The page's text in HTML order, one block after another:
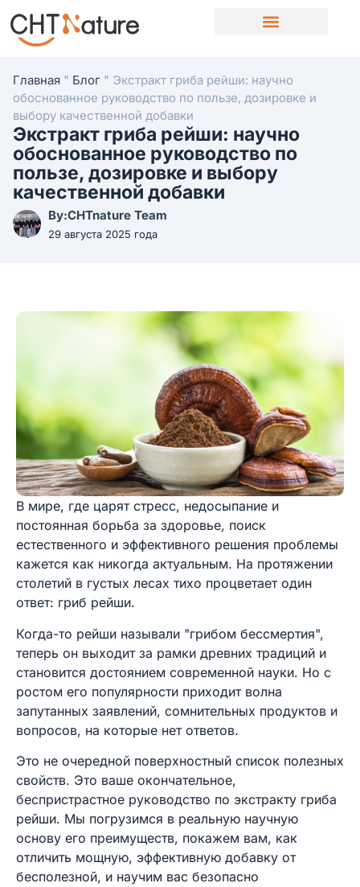
Главная " Блог " Экстракт гриба рейши: научно
обоснованное руководство по пользе, дозировке и
выбору качественной добавки
Экстракт гриба рейши: научно
обоснованное руководство по
пользе, дозировке и выбору
качественной добавки
By:CHTnature Team
29 августа 2025 года
В мире, где царят стресс, недосыпание и
постоянная борьба за здоровье, поиск
естественного и эффективного решения проблемы
кажется как никогда актуальным. На протяжении
столетий в густых лесах тихо процветает один
ответ: гриб рейши.
Когда-то рейши называли "грибом бессмертия",
теперь он выходит за рамки древних традиций и
становится достоянием современной науки. Но с
ростом его популярности приходит волна
запутанных заявлений, сомнительных продуктов и
вопросов, на которые нет ответов.
Это не очередной поверхностный список полезных
свойств. Это ваше окончательное,
беспристрастное руководство по экстракту гриба
рейши. Мы погрузимся в реальную научную
основу его преимуществ, покажем вам, как
отличить мощную, эффективную добавку от
бесполезной, и научим вас безопасно